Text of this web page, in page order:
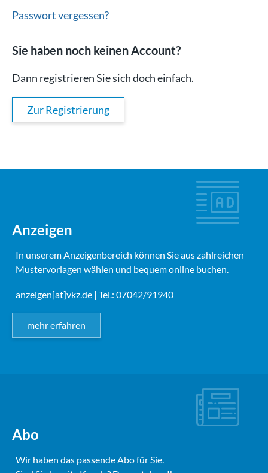
Passwort vergessen?
Sie haben noch keinen Account?
Dann registrieren Sie sich doch einfach.
Zur Registrierung
Anzeigen
In unserem Anzeigenbereich können Sie aus zahlreichen
Mustervorlagen wählen und bequem online buchen.
anzeigen[at]vkz.de | Tel.: 07042/91940
mehr erfahren
Abo
Wir haben das passende Abo für Sie.